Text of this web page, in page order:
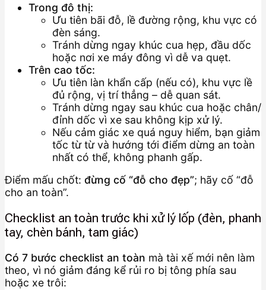
Trong đô thị:
Ưu tiên bãi đỗ, lề đường rộng, khu vực có
đèn sáng.
Tránh dừng ngay khúc cua hẹp, đầu dốc
hoặc nơi xe máy đông vì dễ va quẹt.
Trên cao tốc:
Ưu tiên làn khẩn cấp (nếu có), khu vực lề
đủ rộng, vị trí thẳng – dễ quan sát.
Tránh dừng ngay sau khúc cua hoặc chân/
đỉnh dốc vì xe sau không kịp xử lý.
Nếu cảm giác xe quá nguy hiểm, bạn giảm
tốc từ từ và hướng tới điểm dừng an toàn
nhất có thể, không phanh gấp.
Điểm mấu chốt: đừng cố “đỗ cho đẹp”; hãy cố “đỗ
cho an toàn”.
Checklist an toàn trước khi xử lý lốp (đèn, phanh
tay, chèn bánh, tam giác)
Có 7 bước checklist an toàn mà tài xế mới nên làm
theo, vì nó giảm đáng kể rủi ro bị tông phía sau
hoặc xe trôi: